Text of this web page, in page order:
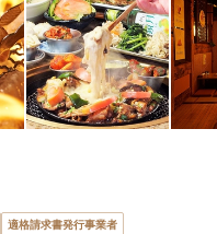
適格請求書発行事業者